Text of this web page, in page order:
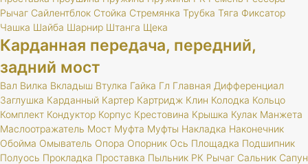
Рычаг Сайлентблок Стойка Стремянка Трубка Тяга Фиксатор
Чашка Шайба Шарнир Штанга Щека
Карданная передача, передний,
задний мост
Вал Вилка Вкладыш Втулка Гайка Гл Главная Дифференциал
Заглушка Карданный Картер Картридж Клин Колодка Кольцо
Комплект Кондуктор Корпус Крестовина Крышка Кулак Манжета
Маслоотражатель Мост Муфта Муфты Накладка Наконечник
Обойма Омыватель Опора Опорник Ось Площадка Подшипник
Полуось Прокладка Проставка Пыльник РК Рычаг Сальник Сапун